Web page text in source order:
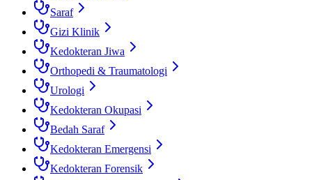
Saraf
Gizi Klinik
Kedokteran Jiwa
Orthopedi & Traumatologi
Urologi
Kedokteran Okupasi
Bedah Saraf
Kedokteran Emergensi
Kedokteran Forensik